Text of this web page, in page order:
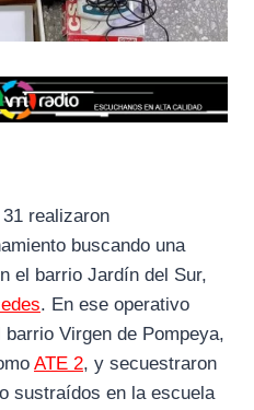
realizaron
buscando una
el barrio Jardín del Sur,
. En ese operativo
Virgen de Pompeya,
ATE 2, y secuestraron
sustraídos en la escuela